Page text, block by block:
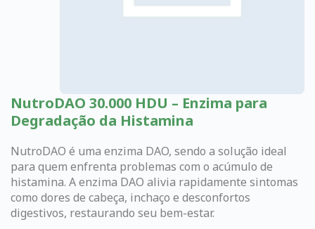
NutroDAO 30.000 HDU – Enzima para
Degradação da Histamina
NutroDAO é uma enzima DAO, sendo a solução ideal
para quem enfrenta problemas com o acúmulo de
histamina. A enzima DAO alivia rapidamente sintomas
como dores de cabeça, inchaço e desconfortos
digestivos, restaurando seu bem-estar.